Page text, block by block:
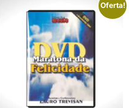
Oferta!